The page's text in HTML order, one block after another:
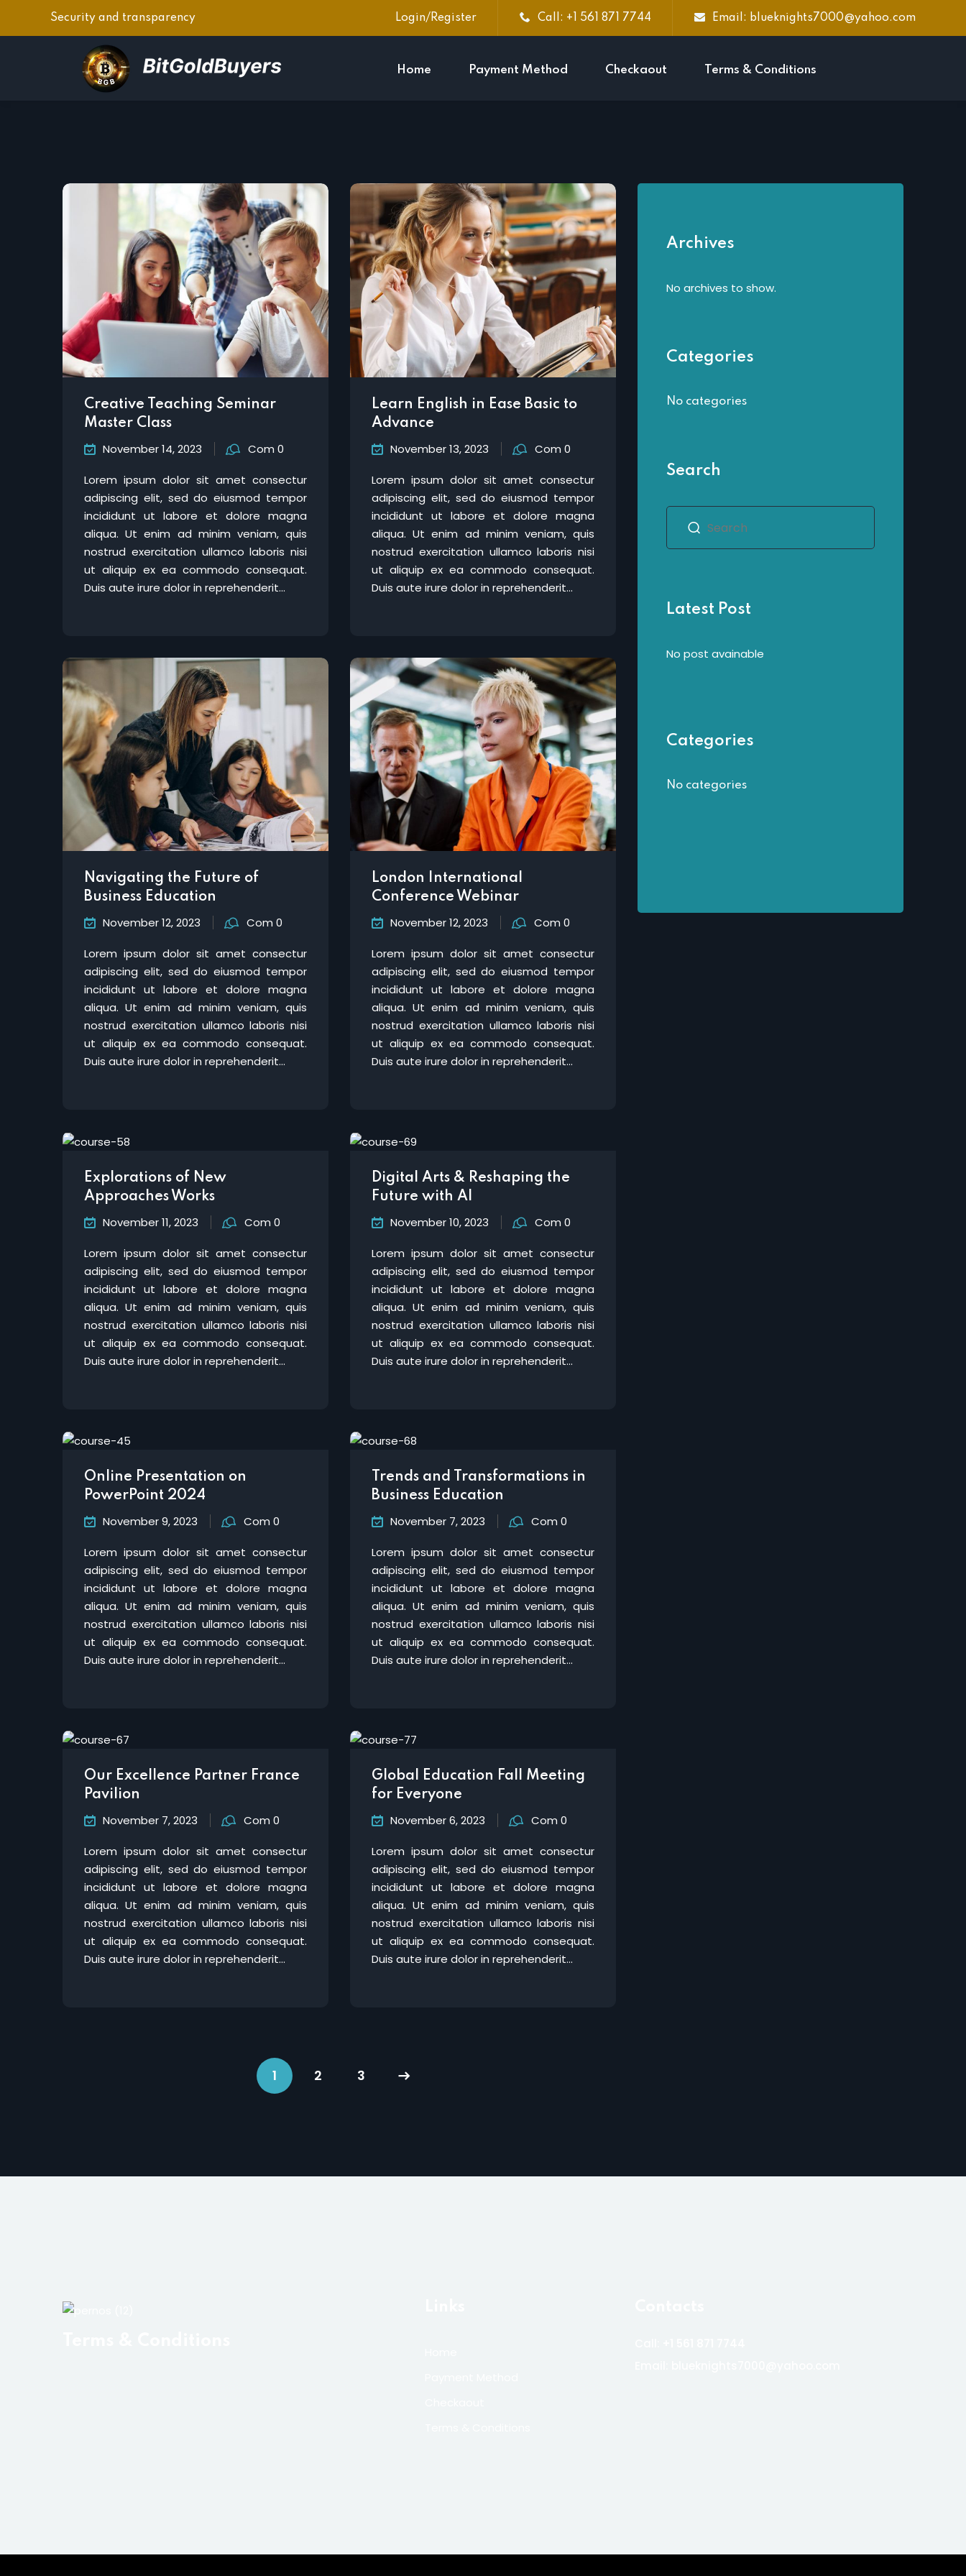
Security and transparency Login/Register Call: +1 561 871 7744 Email: blueknights7000@yahoo.com
Home Payment Method Checkaout Terms & Conditions
Creative Teaching Seminar
Master Class
November 14, 2023 Com 0
Lorem ipsum dolor sit amet consectur
adipiscing elit, sed do eiusmod tempor
incididunt ut labore et dolore magna
aliqua. Ut enim ad minim veniam, quis
nostrud exercitation ullamco laboris nisi
ut aliquip ex ea commodo consequat.
Duis aute irure dolor in reprehenderit...
Learn English in Ease Basic to
Advance
November 13, 2023 Com 0
Lorem ipsum dolor sit amet consectur
adipiscing elit, sed do eiusmod tempor
incididunt ut labore et dolore magna
aliqua. Ut enim ad minim veniam, quis
nostrud exercitation ullamco laboris nisi
ut aliquip ex ea commodo consequat.
Duis aute irure dolor in reprehenderit...
Navigating the Future of
Business Education
November 12, 2023 Com 0
Lorem ipsum dolor sit amet consectur
adipiscing elit, sed do eiusmod tempor
incididunt ut labore et dolore magna
aliqua. Ut enim ad minim veniam, quis
nostrud exercitation ullamco laboris nisi
ut aliquip ex ea commodo consequat.
Duis aute irure dolor in reprehenderit...
London International
Conference Webinar
November 12, 2023 Com 0
Lorem ipsum dolor sit amet consectur
adipiscing elit, sed do eiusmod tempor
incididunt ut labore et dolore magna
aliqua. Ut enim ad minim veniam, quis
nostrud exercitation ullamco laboris nisi
ut aliquip ex ea commodo consequat.
Duis aute irure dolor in reprehenderit...
Explorations of New
Approaches Works
November 11, 2023 Com 0
Lorem ipsum dolor sit amet consectur
adipiscing elit, sed do eiusmod tempor
incididunt ut labore et dolore magna
aliqua. Ut enim ad minim veniam, quis
nostrud exercitation ullamco laboris nisi
ut aliquip ex ea commodo consequat.
Duis aute irure dolor in reprehenderit...
Digital Arts & Reshaping the
Future with AI
November 10, 2023 Com 0
Lorem ipsum dolor sit amet consectur
adipiscing elit, sed do eiusmod tempor
incididunt ut labore et dolore magna
aliqua. Ut enim ad minim veniam, quis
nostrud exercitation ullamco laboris nisi
ut aliquip ex ea commodo consequat.
Duis aute irure dolor in reprehenderit...
Online Presentation on
PowerPoint 2024
November 9, 2023 Com 0
Lorem ipsum dolor sit amet consectur
adipiscing elit, sed do eiusmod tempor
incididunt ut labore et dolore magna
aliqua. Ut enim ad minim veniam, quis
nostrud exercitation ullamco laboris nisi
ut aliquip ex ea commodo consequat.
Duis aute irure dolor in reprehenderit...
Trends and Transformations in
Business Education
November 7, 2023 Com 0
Lorem ipsum dolor sit amet consectur
adipiscing elit, sed do eiusmod tempor
incididunt ut labore et dolore magna
aliqua. Ut enim ad minim veniam, quis
nostrud exercitation ullamco laboris nisi
ut aliquip ex ea commodo consequat.
Duis aute irure dolor in reprehenderit...
Our Excellence Partner France
Pavilion
November 7, 2023 Com 0
Lorem ipsum dolor sit amet consectur
adipiscing elit, sed do eiusmod tempor
incididunt ut labore et dolore magna
aliqua. Ut enim ad minim veniam, quis
nostrud exercitation ullamco laboris nisi
ut aliquip ex ea commodo consequat.
Duis aute irure dolor in reprehenderit...
Global Education Fall Meeting
for Everyone
November 6, 2023 Com 0
Lorem ipsum dolor sit amet consectur
adipiscing elit, sed do eiusmod tempor
incididunt ut labore et dolore magna
aliqua. Ut enim ad minim veniam, quis
nostrud exercitation ullamco laboris nisi
ut aliquip ex ea commodo consequat.
Duis aute irure dolor in reprehenderit...
1 2 3
Archives
No archives to show.
Categories
No categories
Search
Latest Post
No post avainable
Categories
No categories
Sign in
Don’t have an account?Sign up
Remember me Lost your password?
Sign up
Already have an account?Sign in